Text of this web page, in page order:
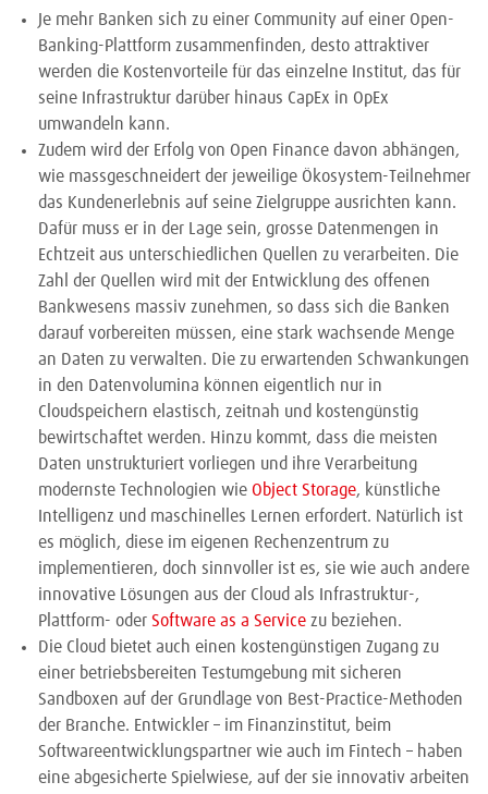
Je mehr Banken sich zu einer Community auf einer Open-
Banking-Plattform zusammenfinden, desto attraktiver
werden die Kostenvorteile für das einzelne Institut, das für
seine Infrastruktur darüber hinaus CapEx in OpEx
umwandeln kann.
Zudem wird der Erfolg von Open Finance davon abhängen,
wie massgeschneidert der jeweilige Ökosystem-Teilnehmer
das Kundenerlebnis auf seine Zielgruppe ausrichten kann.
Dafür muss er in der Lage sein, grosse Datenmengen in
Echtzeit aus unterschiedlichen Quellen zu verarbeiten. Die
Zahl der Quellen wird mit der Entwicklung des offenen
Bankwesens massiv zunehmen, so dass sich die Banken
darauf vorbereiten müssen, eine stark wachsende Menge
an Daten zu verwalten. Die zu erwartenden Schwankungen
in den Datenvolumina können eigentlich nur in
Cloudspeichern elastisch, zeitnah und kostengünstig
bewirtschaftet werden. Hinzu kommt, dass die meisten
Daten unstrukturiert vorliegen und ihre Verarbeitung
modernste Technologien wie Object Storage, künstliche
Intelligenz und maschinelles Lernen erfordert. Natürlich ist
es möglich, diese im eigenen Rechenzentrum zu
implementieren, doch sinnvoller ist es, sie wie auch andere
innovative Lösungen aus der Cloud als Infrastruktur-,
Plattform- oder Software as a Service zu beziehen.
Die Cloud bietet auch einen kostengünstigen Zugang zu
einer betriebsbereiten Testumgebung mit sicheren
Sandboxen auf der Grundlage von Best-Practice-Methoden
der Branche. Entwickler – im Finanzinstitut, beim
Softwareentwicklungspartner wie auch im Fintech – haben
eine abgesicherte Spielwiese, auf der sie innovativ arbeiten